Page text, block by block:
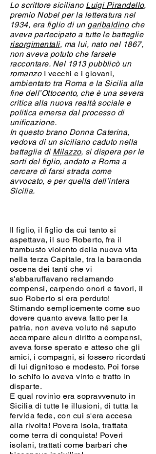
Lo scrittore siciliano Luigi Pirandello,
premio Nobel per la letteratura nel
1934, era figlio di un garibaldinoche
aveva partecipato a tutte le battaglie
risorgimentali, ma lui, nato nel 1867,
non aveva potuto che farsele
raccontare. Nel 1913 pubblicò un
romanzo I vecchi e i giovani,
ambientato tra Roma e la Sicilia alla
fine dell’Ottocento, che è una severa
critica alla nuova realtà sociale e
politica emersa dal processo di
unificazione.
In questo brano Donna Caterina,
vedova di un siciliano caduto nella
battaglia di Milazzo, si dispera per le
sorti del figlio, andato a Roma a
cercare di farsi strada come
avvocato, e per quella dell’intera
Sicilia.
Il figlio, il figlio da cui tanto si
aspettava, il suo Roberto, fra il
trambusto violento della nuova vita
nella terza Capitale, tra la baraonda
oscena dei tanti che vi
s'abbaruffavano reclamando
compensi, carpendo onori e favori, il
suo Roberto si era perduto!
Stimando semplicemente come suo
dovere quanto aveva fatto per la
patria, non aveva voluto né saputo
accampare alcun diritto a compensi,
aveva forse sperato e atteso che gli
amici, i compagni, si fossero ricordati
di lui dignitoso e modesto. Poi forse
lo schifo lo aveva vinto e tratto in
disparte.
E qual rovinìo era sopravvenuto in
Sicilia di tutte le illusioni, di tutta la
fervida fede, con cui s'era accesa
alla rivolta! Povera isola, trattata
come terra di conquista! Poveri
isolani, trattati come barbari che